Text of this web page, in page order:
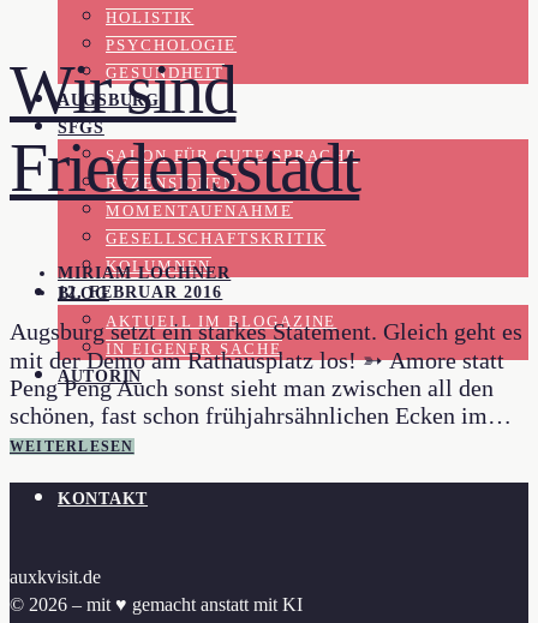
HOLISTIK
PSYCHOLOGIE
GESUNDHEIT
AUGSBURG
SFGS
SALON FÜR GUTE SPRACHE
REZENSIONEN
MOMENTAUFNAHME
GESELLSCHAFTSKRITIK
KOLUMNEN
BLOG
AKTUELL IM BLOGAZINE
IN EIGENER SACHE
AUTORIN
Wir sind
Friedensstadt
MIRIAM LOCHNER
12. FEBRUAR 2016
Augsburg setzt ein starkes Statement. Gleich geht es
mit der Demo am Rathausplatz los! ➳ Amore statt
Peng Peng Auch sonst sieht man zwischen all den
schönen, fast schon frühjahrsähnlichen Ecken im…
WEITERLESEN
KONTAKT
auxkvisit.de
© 2026 – mit ♥︎ gemacht anstatt mit KI